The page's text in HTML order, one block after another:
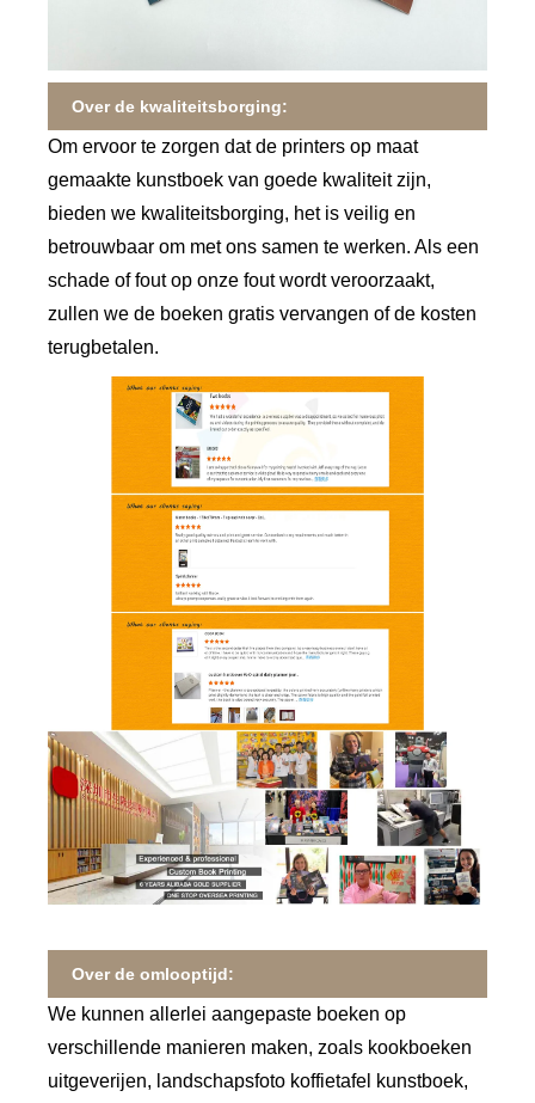
Over de kwaliteitsborging:
Om ervoor te zorgen dat de printers op maat
gemaakte kunstboek van goede kwaliteit zijn,
bieden we kwaliteitsborging, het is veilig en
betrouwbaar om met ons samen te werken. Als een
schade of fout op onze fout wordt veroorzaakt,
zullen we de boeken gratis vervangen of de kosten
terugbetalen.
Over de omlooptijd:
We kunnen allerlei aangepaste boeken op
verschillende manieren maken, zoals kookboeken
uitgeverijen, landschapsfoto koffietafel kunstboek,